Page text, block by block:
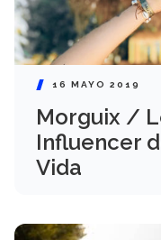
16 MAYO 2019
Morguix /
Influencer
Vida